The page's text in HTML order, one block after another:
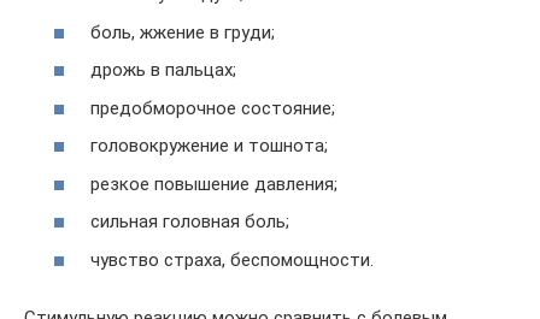
боль, жжение в груди;
дрожь в пальцах;
предобморочное состояние;
головокружение и тошнота;
резкое повышение давления;
сильная головная боль;
чувство страха, беспомощности.